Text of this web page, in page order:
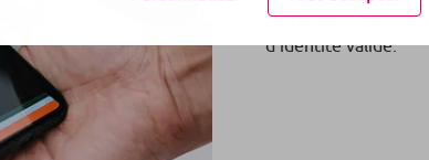
l’étranger et les
d’identité valide.